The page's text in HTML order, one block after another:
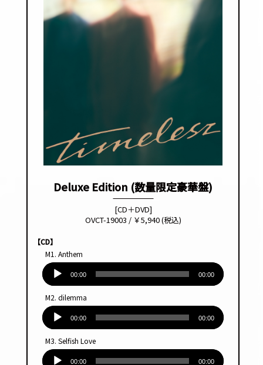
Deluxe Edition (数量限定豪華盤)
[CD＋DVD]
OVCT-19003 / ￥5,940 (税込)
【CD】
M1. Anthem
レー
ヤー
00:00 00:00
M2. dilemma
レー
ヤー
00:00 00:00
M3. Selfish Love
00:00 00:00